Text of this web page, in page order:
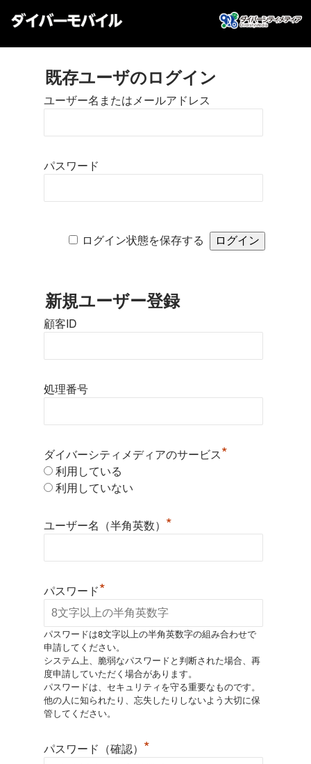
既存ユーザのログイン
ユーザー名またはメールアドレス
パスワード
ログイン状態を保存する
新規ユーザー登録
顧客ID
処理番号
ダイバーシティメディアのサービス*
利用している
利用していない
ユーザー名（半角英数） *
パスワード*
パスワードは8文字以上の半角英数字の組み合わせで
申請してください。
システム上、脆弱なパスワードと判断された場合、再
度申請していただく場合があります。
パスワードは、セキュリティを守る重要なものです。
他の人に知られたり、忘失したりしないよう大切に保
管してください。
パスワード（確認） *